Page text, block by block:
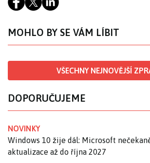
MOHLO BY SE VÁM LÍBIT
VŠECHNY NEJNOVĚJŠÍ
DOPORUČUJEME
NOVINKY
Windows 10 žije dál: Microsoft
aktualizace až do října 2027